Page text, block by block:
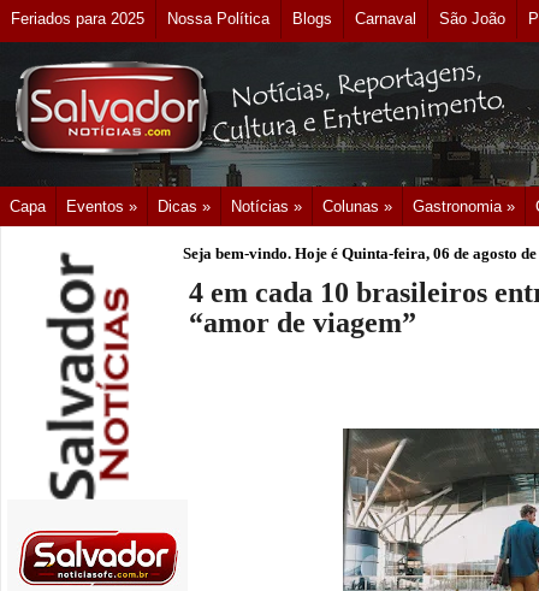
Feriados para 2025 Nossa Política Blogs Carnaval São João
Capa Eventos » Dicas » Notícias » Colunas » Gastronomia »
Seja bem-vindo. Hoje é Quinta-feira, 06 de agosto
4 em cada 10 brasileiros
“amor de viagem”